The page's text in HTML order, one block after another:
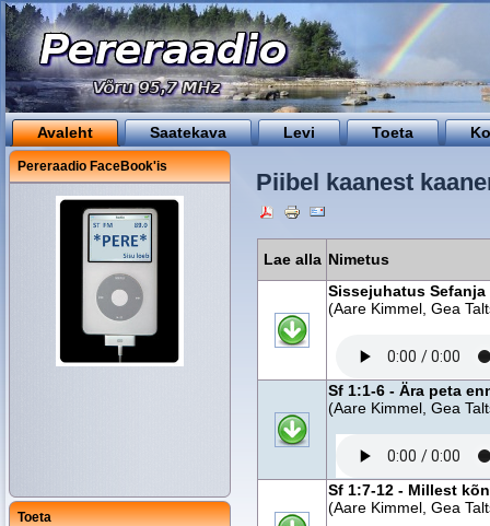
Avaleht Saatekava Levi Toeta
Pereraadio FaceBook'is
Toeta
Piibel kaanest
Lae alla Nimetus
Sissejuhatus Sefanja
(Aare Kimmel, Gea
Sf 1:1-6 - Ära peta
(Aare Kimmel, Gea
Sf 1:7-12 - Millest
(Aare Kimmel, Gea